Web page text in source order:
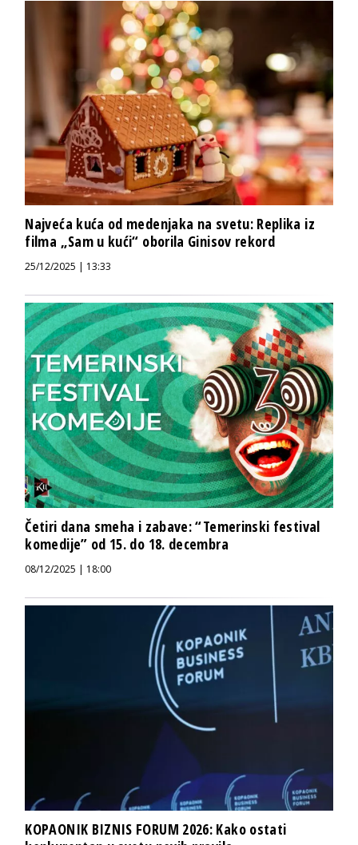
Najveća kuća od medenjaka na svetu: Replika iz
filma „Sam u kući“ oborila Ginisov rekord
25/12/2025 | 13:33
Četiri dana smeha i zabave: “Temerinski festival
komedije” od 15. do 18. decembra
08/12/2025 | 18:00
KOPAONIK BIZNIS FORUM 2026: Kako ostati